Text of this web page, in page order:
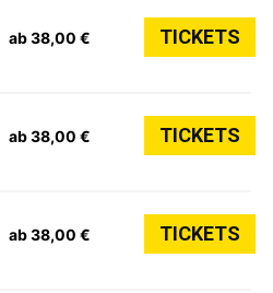
ab 38,00 € TICKETS
ab 38,00 € TICKETS
ab 38,00 € TICKETS